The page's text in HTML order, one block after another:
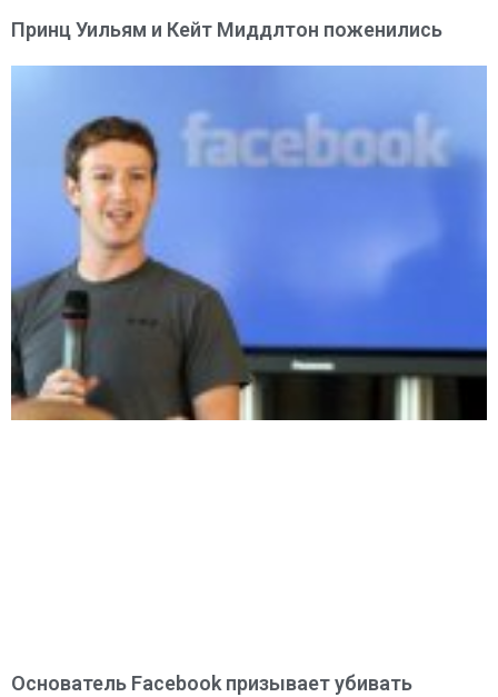
Принц Уильям и Кейт Миддлтон поженились
Основатель Facebook призывает убивать